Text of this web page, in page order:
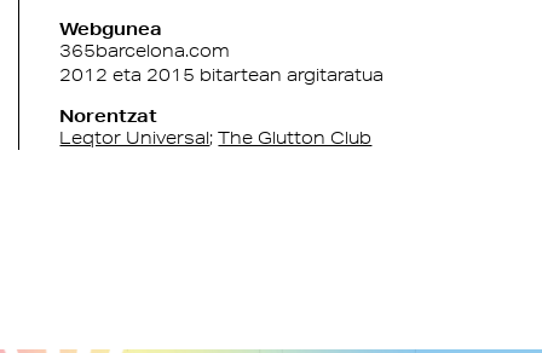
Webgunea
365barcelona.com
2012 eta 2015 bitartean argitaratua
Norentzat
Leqtor Universal The Glutton Club